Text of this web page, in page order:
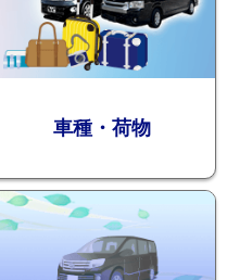
観光タクシ
ー
ー送迎
京
成
車種・荷物